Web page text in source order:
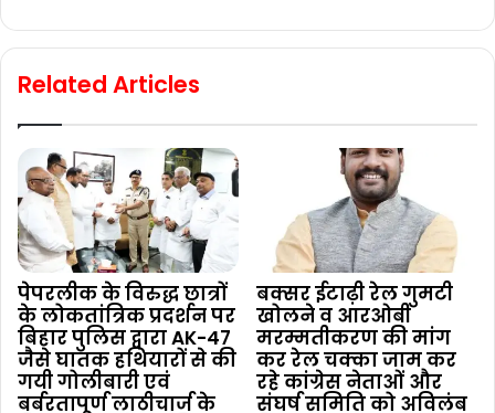
Related Articles
पेपरलीक के विरुद्ध छात्रों
के लोकतांत्रिक प्रदर्शन पर
बिहार पुलिस द्वारा AK-47
जैसे घातक हथियारों से की
गयी गोलीबारी एवं
बर्बरतापूर्ण लाठीचार्ज के
बक्सर ईटाढ़ी रेल गुमटी
खोलने व आरओबी
मरम्मतीकरण की मांग
कर रेल चक्का जाम कर
रहे कांग्रेस नेताओं और
संघर्ष समिति को अविलंब